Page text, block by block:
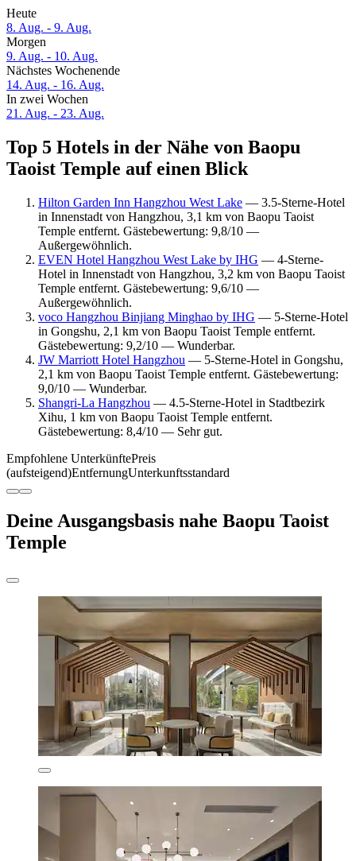
Heute
8. Aug. - 9. Aug.
Morgen
9. Aug. - 10. Aug.
Nächstes Wochenende
14. Aug. - 16. Aug.
In zwei Wochen
21. Aug. - 23. Aug.
Top 5 Hotels in der Nähe von Baopu
Taoist Temple auf einen Blick
Hilton Garden Inn Hangzhou West Lake — 3.5-Sterne-Hotel
in Innenstadt von Hangzhou, 3,1 km von Baopu Taoist
Temple entfernt. Gästebewertung: 9,8/10 —
Außergewöhnlich.
EVEN Hotel Hangzhou West Lake by IHG — 4-Sterne-
Hotel in Innenstadt von Hangzhou, 3,2 km von Baopu Taoist
Temple entfernt. Gästebewertung: 9,6/10 —
Außergewöhnlich.
voco Hangzhou Binjiang Minghao by IHG — 5-Sterne-Hotel
in Gongshu, 2,1 km von Baopu Taoist Temple entfernt.
Gästebewertung: 9,2/10 — Wunderbar.
JW Marriott Hotel Hangzhou — 5-Sterne-Hotel in Gongshu,
2,1 km von Baopu Taoist Temple entfernt. Gästebewertung:
9,0/10 — Wunderbar.
Shangri-La Hangzhou — 4.5-Sterne-Hotel in Stadtbezirk
Xihu, 1 km von Baopu Taoist Temple entfernt.
Gästebewertung: 8,4/10 — Sehr gut.
Empfohlene UnterkünftePreis
(aufsteigend)EntfernungUnterkunftsstandard
Deine Ausgangsbasis nahe Baopu Taoist
Temple